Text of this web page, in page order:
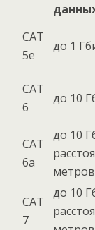
CAT
5e
до 1
CAT
6
до 10
CAT
6a
до 10
метров
CAT
7
до 10